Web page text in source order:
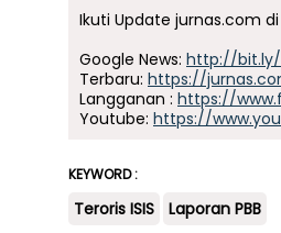
Ikuti Update jurnas.com di
Google News: http://bit.ly/
Terbaru: https://
Langganan : https://
Youtube: https://
KEYWORD :
Teroris ISIS Laporan PBB